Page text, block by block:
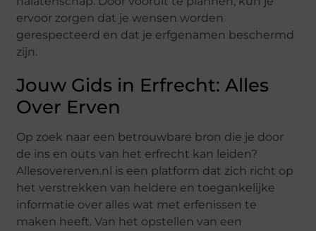
ervoor zorgen dat je wensen worden
gerespecteerd en dat je erfgenamen beschermd
zijn.
Jouw Gids in Erfrecht: Alles
Over Erven
Op zoek naar een betrouwbare bron die je door
de ins en outs van het erfrecht kan leiden?
Allesovererven.nl is een platform dat zich richt op
het verstrekken van heldere en toegankelijke
informatie over alles wat met erfenissen te
maken heeft. Van het opstellen van een